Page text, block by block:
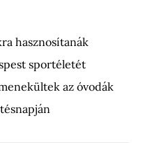
hasznosítanák
sportéletét
az óvodák